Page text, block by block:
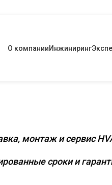
О компанииИнжиниринг
монтаж и сервис
сроки и